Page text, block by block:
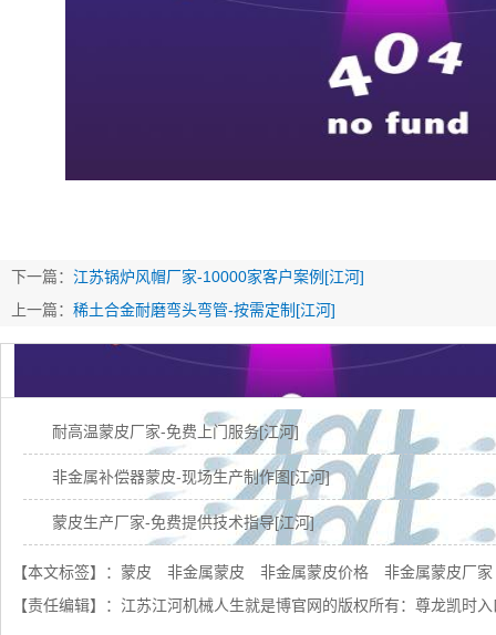
下一篇： 江苏锅炉风帽厂家-10000家客户案例[江河]
上一篇： 稀土合金耐磨弯头弯管-按需定制[江河]
耐高温蒙皮厂家-免费上门服务[江河]
非金属补偿器蒙皮-现场生产制作图[江河]
蒙皮生产厂家-免费提供技术指导[江河]
江苏蒙皮哪家好-用过的客户都推荐[江苏江河]
防火防紫外线蒙皮-可1天快速出货[江河]
【本文标签】： 蒙皮 非金属蒙皮 非金属蒙皮价格
非金属蒙皮厂家
【责任编辑】： 江苏江河机械人生就是博官网的版权所有： 尊龙凯时